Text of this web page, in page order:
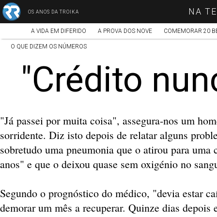
OS ANOS DA TROIKA NA
A VIDA EM DIFERIDO A PROVA DOS NOVE COMEMORAR 20
O QUE DIZEM OS NÚMEROS
"Crédito
"Já passei por muita coisa", assegura-nos um
sorridente. Diz isto depois de relatar alguns
sobretudo uma pneumonia que o atirou para
anos" e que o deixou quase sem oxigénio no
Segundo o prognóstico do médico, "devia estar
demorar um mês a recuperar. Quinze dias depois